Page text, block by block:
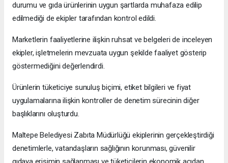
durumu ve gıda ürünlerinin uygun şartlarda muhafaza edilip
edilmediği de ekipler tarafından kontrol edildi.
Marketlerin faaliyetlerine ilişkin ruhsat ve belgeleri de inceleyen
ekipler, işletmelerin mevzuata uygun şekilde faaliyet gösterip
göstermediğini değerlendirdi.
Ürünlerin tüketiciye sunuluş biçimi, etiket bilgileri ve fiyat
uygulamalarına ilişkin kontroller de denetim sürecinin diğer
başlıklarını oluşturdu.
Maltepe Belediyesi Zabıta Müdürlüğü ekiplerinin gerçekleştirdiği
denetimlerle, vatandaşların sağlığının korunması, güvenilir